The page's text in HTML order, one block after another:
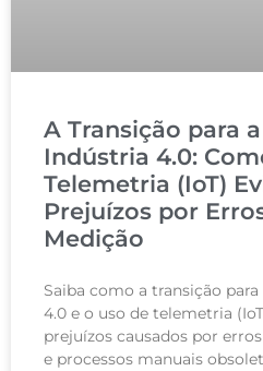
A Transição para a
Indústria 4.0:
Telemetria (IoT)
Prejuízos por
Medição
Saiba como a transição
4.0 e o uso de telemetria
prejuízos causados por
e processos manuais